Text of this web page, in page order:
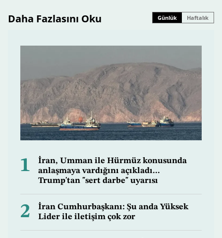
Daha Fazlasını Oku Günlük Haftalık
1
İran, Umman ile Hürmüz konusunda
anlaşmaya vardığını açıkladı...
Trump'tan "sert darbe" uyarısı
2
İran Cumhurbaşkanı: Şu anda Yüksek
Lider ile iletişim çok zor